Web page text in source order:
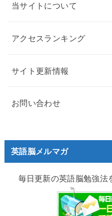
当サイトについて
アクセスランキング
サイト更新情報
お問い合わせ
英語脳メルマガ
毎日更新の英語脳勉強法